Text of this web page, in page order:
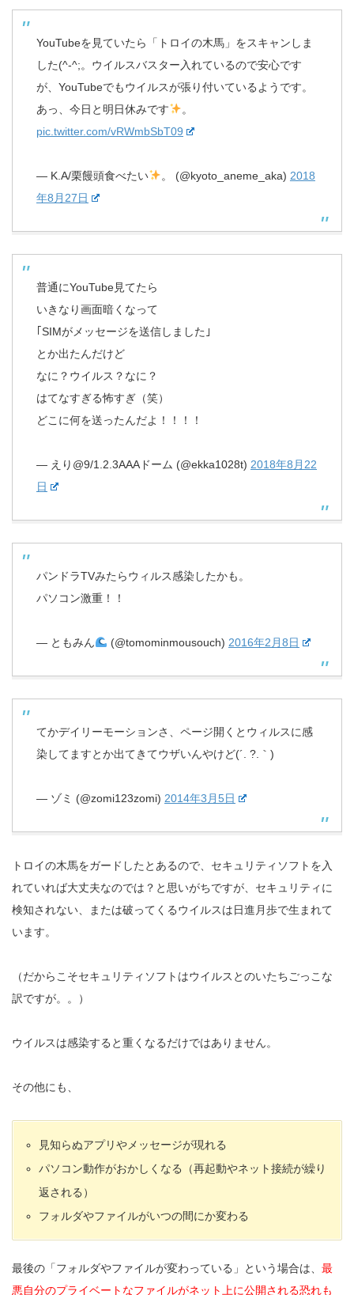
YouTubeを見ていたら「トロイの木馬」をスキャンしま
した(^-^;。ウイルスバスター入れているので安心です
が、YouTubeでもウイルスが張り付いているようです。
あっ、今日と明日休みです
。
pic.twitter.com/vRWmbSbT09
— K.A/栗饅頭食べたい 。 (@kyoto_aneme_aka) 2018
年8月27日
普通にYouTube見てたら
いきなり画面暗くなって
｢SIMがメッセージを送信しました｣
とか出たんだけど
なに？ウイルス？なに？
はてなすぎる怖すぎ（笑）
どこに何を送ったんだよ！！！！
— えり@9/1.2.3AAAドーム (@ekka1028t) 2018年8月22
日
パンドラTVみたらウィルス感染したかも。
パソコン激重！！
— ともみん (@tomominmousouch) 2016年2月8日
てかデイリーモーションさ、ページ開くとウィルスに感
染してますとか出てきてウザいんやけど(´. ?.｀)
— ゾミ (@zomi123zomi) 2014年3月5日
トロイの木馬をガードしたとあるので、セキュリティソフトを入
れていれば大丈夫なのでは？と思いがちですが、セキュリティに
検知されない、または破ってくるウイルスは日進月歩で生まれて
います。
（だからこそセキュリティソフトはウイルスとのいたちごっこな
訳ですが。。）
ウイルスは感染すると重くなるだけではありません。
その他にも、
見知らぬアプリやメッセージが現れる
パソコン動作がおかしくなる（再起動やネット接続が繰り
返される）
フォルダやファイルがいつの間にか変わる
最後の「フォルダやファイルが変わっている」という場合は、 最
悪自分のプライベートなファイルがネット上に公開される恐れも